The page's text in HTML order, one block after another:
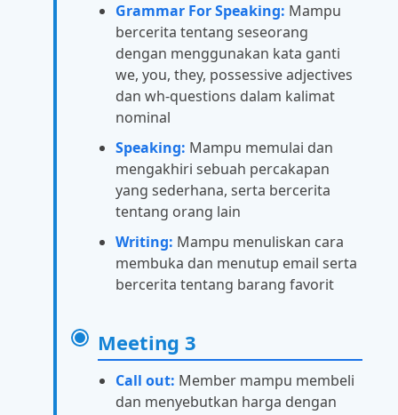
Grammar For Speaking: Mampu
bercerita tentang seseorang
dengan menggunakan kata ganti
we, you, they, possessive adjectives
dan wh-questions dalam kalimat
nominal
Speaking: Mampu memulai dan
mengakhiri sebuah percakapan
yang sederhana, serta bercerita
tentang orang lain
Writing: Mampu menuliskan cara
membuka dan menutup email serta
bercerita tentang barang favorit
Meeting 3
Call out: Member mampu membeli
dan menyebutkan harga dengan